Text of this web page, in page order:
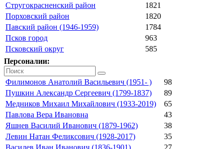
Стругокрасненский район
1821
Порховский район
1820
Павский район (1946-1959)
1784
Псков город
963
Псковский округ
585
Персоналии:
Филимонов Анатолий Васильевич (1951- )
98
Пушкин Александр Сергеевич (1799-1837)
89
Медников Михаил Михайлович (1933-2019)
65
Павлова Вера Ивановна
43
Яшнев Василий Иванович (1879-1962)
38
Левин Натан Феликсович (1928-2017)
35
Василев Иван Иванович (1836-1901)
27